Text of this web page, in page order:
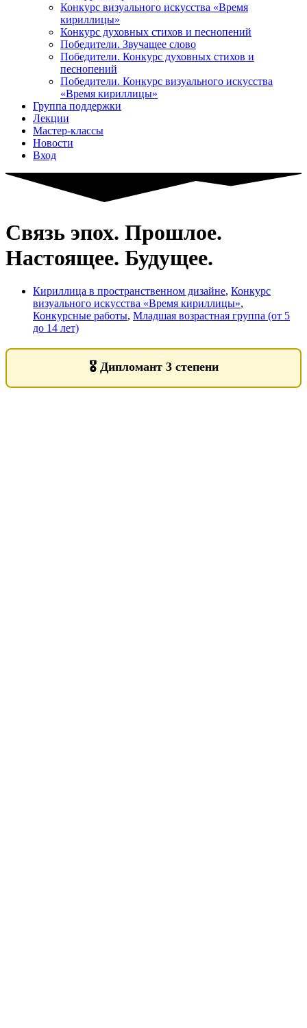
Конкурс визуального искусства «Время
кириллицы»
Конкурс духовных стихов и песнопений
Победители. Звучащее слово
Победители. Конкурс духовных стихов и
песнопений
Победители. Конкурс визуального искусства
«Время кириллицы»
Группа поддержки
Лекции
Мастер-классы
Новости
Вход
Связь эпох. Прошлое.
Настоящее. Будущее.
Кириллица в пространственном дизайне, Конкурс
визуального искусства «Время кириллицы»,
Конкурсные работы, Младшая возрастная группа (от 5
до 14 лет)
🎖️ Дипломант 3 степени